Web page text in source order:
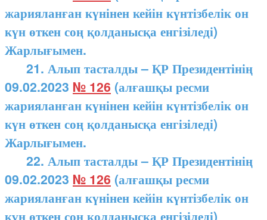
жарияланған күнінен кейін күнтізбелік он
күн өткен соң қолданысқа енгізіледі)
Жарлығымен.
21. Алып тасталды – ҚР Президентінің
09.02.2023 № 126 (алғашқы ресми
жарияланған күнінен кейін күнтізбелік он
күн өткен соң қолданысқа енгізіледі)
Жарлығымен.
22. Алып тасталды – ҚР Президентінің
09.02.2023 № 126 (алғашқы ресми
жарияланған күнінен кейін күнтізбелік он